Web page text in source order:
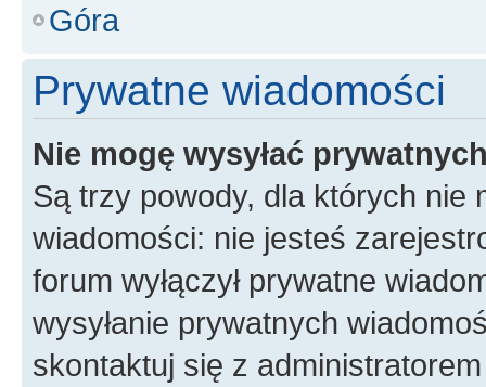
Góra
Prywatne wiadomości
Nie mogę wysyłać
Są trzy powody, dla których nie
wiadomości: nie jesteś
forum wyłączył prywatne
wysyłanie prywatnych
skontaktuj się z